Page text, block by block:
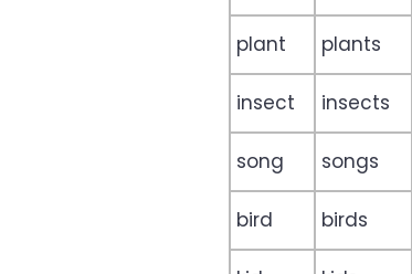
plant plants
insect insects
song songs
bird birds